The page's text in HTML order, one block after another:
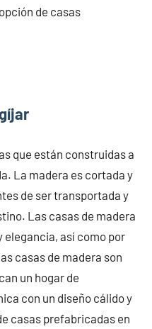
de casas
que están construidas a
La madera es cortada y
de ser transportada y
Las casas de madera
elegancia, así como por
casas de madera son
un hogar de
con un diseño cálido y
casas prefabricadas en